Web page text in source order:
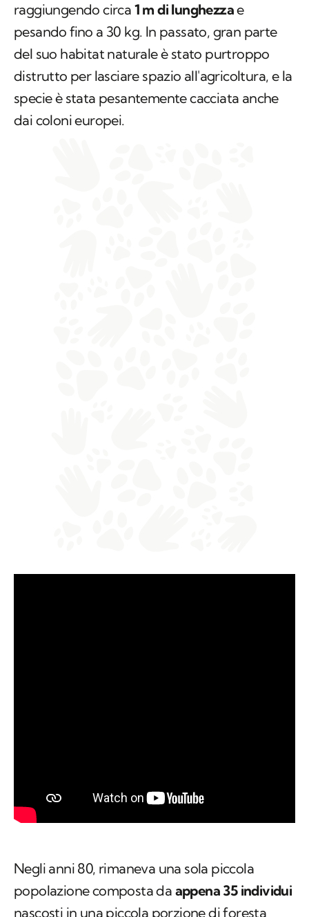
raggiungendo circa 1 m di lunghezzae
pesando fino a 30 kg. In passato, gran parte
del suo habitat naturale è stato purtroppo
distrutto per lasciare spazio all'agricoltura, e la
specie è stata pesantemente cacciata anche
dai coloni europei.
Negli anni 80, rimaneva una sola piccola
popolazione composta da appena 35 individui
nascosti in una piccola porzione di foresta